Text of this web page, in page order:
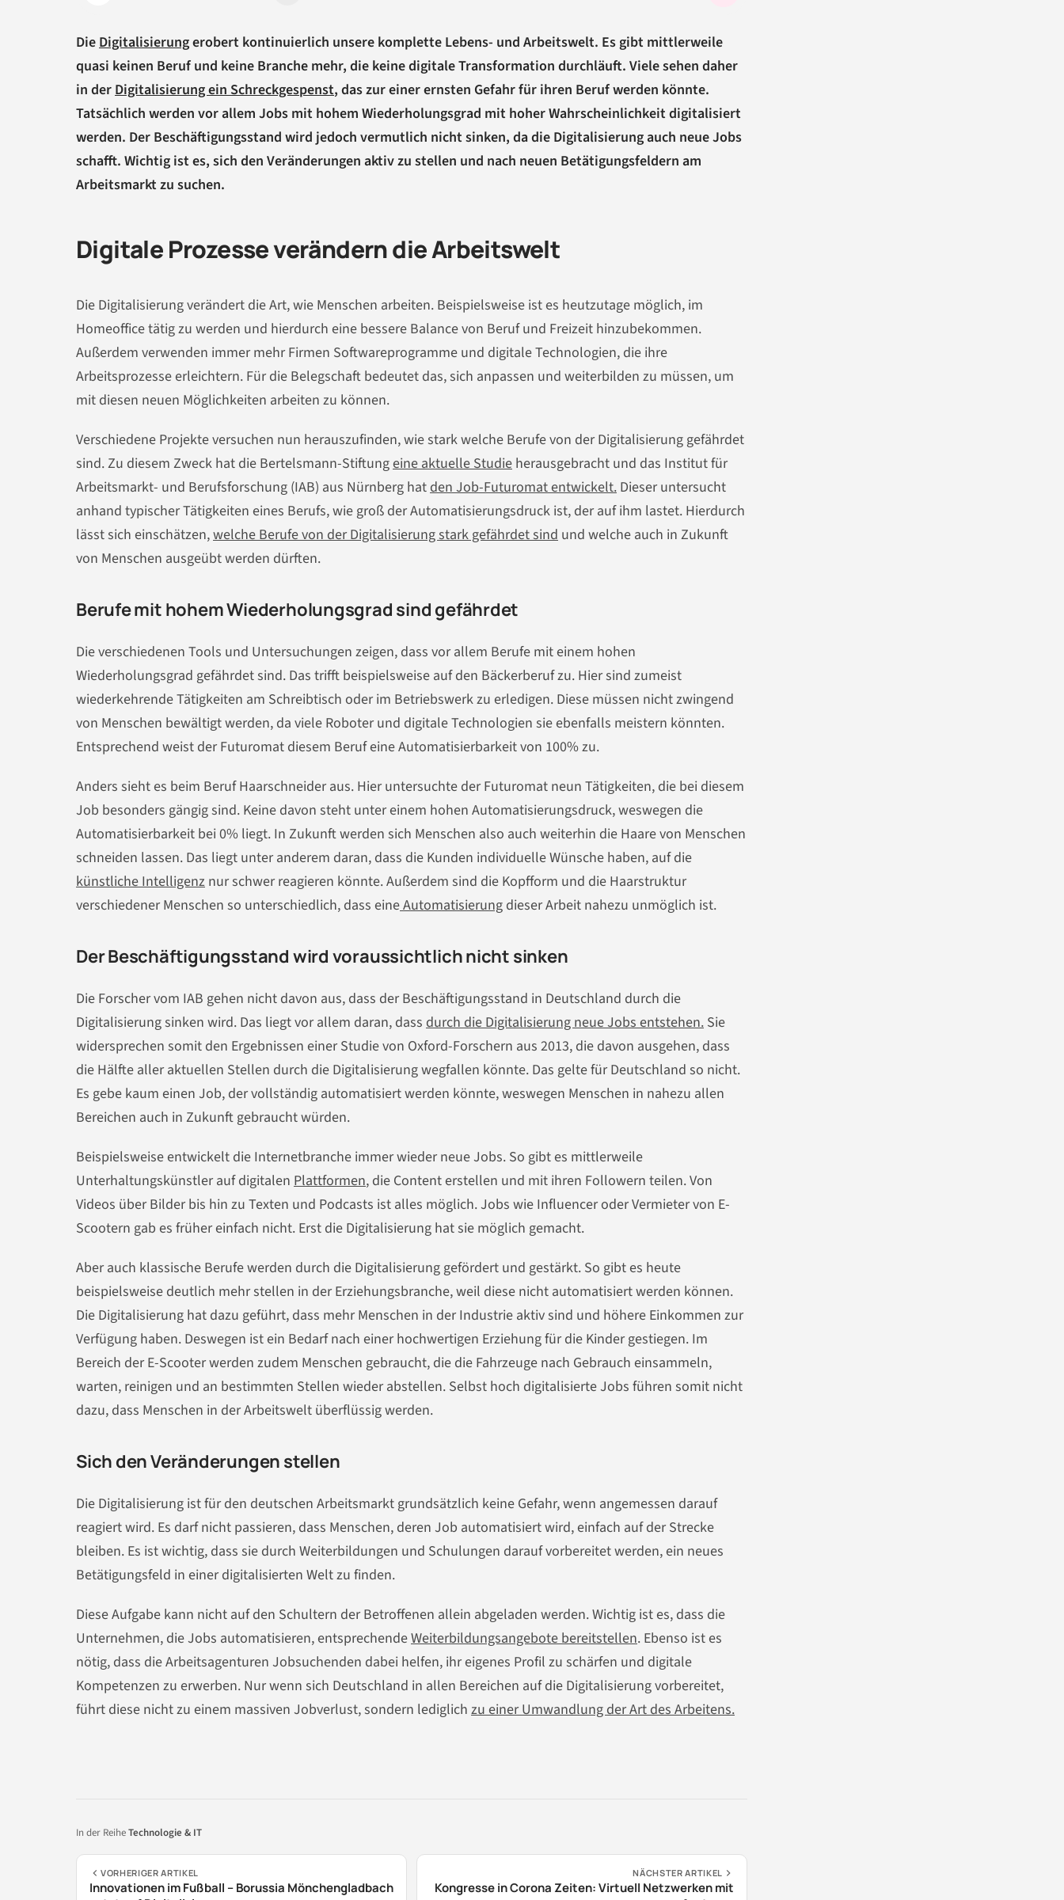
DieDigitalisierungerobert kontinuierlich unsere komplette Lebens- und Arbeitswelt. Es gibt mittlerweile
quasi keinen Beruf und keine Branche mehr, die keine digitale Transformation durchläuft. Viele sehen daher
in derDigitalisierung ein Schreckgespenst, das zur einer ernsten Gefahr für ihren Beruf werden könnte.
Tatsächlich werden vor allem Jobs mit hohem Wiederholungsgrad mit hoher Wahrscheinlichkeit digitalisiert
werden. Der Beschäftigungsstand wird jedoch vermutlich nicht sinken, da die Digitalisierung auch neue Jobs
schafft. Wichtig ist es, sich den Veränderungen aktiv zu stellen und nach neuen Betätigungsfeldern am
Arbeitsmarkt zu suchen.
Digitale Prozesse verändern die Arbeitswelt
Die Digitalisierung verändert die Art, wie Menschen arbeiten. Beispielsweise ist es heutzutage möglich, im
Homeoffice tätig zu werden und hierdurch eine bessere Balance von Beruf und Freizeit hinzubekommen.
Außerdem verwenden immer mehr Firmen Softwareprogramme und digitale Technologien, die ihre
Arbeitsprozesse erleichtern. Für die Belegschaft bedeutet das, sich anpassen und weiterbilden zu müssen, um
mit diesen neuen Möglichkeiten arbeiten zu können.
Verschiedene Projekte versuchen nun herauszufinden, wie stark welche Berufe von der Digitalisierung gefährdet
sind. Zu diesem Zweck hat die Bertelsmann-Stiftungeine aktuelle Studie herausgebracht und das Institut für
Arbeitsmarkt- und Berufsforschung (IAB) aus Nürnberg hat den Job-Futuromat entwickelt. Dieser untersucht
anhand typischer Tätigkeiten eines Berufs, wie groß der Automatisierungsdruck ist, der auf ihm lastet. Hierdurch
lässt sich einschätzen,welche Berufe von der Digitalisierung stark gefährdet sind und welche auch in Zukunft
von Menschen ausgeübt werden dürften.
Berufe mit hohem Wiederholungsgrad sind gefährdet
Die verschiedenen Tools und Untersuchungen zeigen, dass vor allem Berufe mit einem hohen
Wiederholungsgrad gefährdet sind. Das trifft beispielsweise auf den Bäckerberuf zu. Hier sind zumeist
wiederkehrende Tätigkeiten am Schreibtisch oder im Betriebswerk zu erledigen. Diese müssen nicht zwingend
von Menschen bewältigt werden, da viele Roboter und digitale Technologien sie ebenfalls meistern könnten.
Entsprechend weist der Futuromat diesem Beruf eine Automatisierbarkeit von 100% zu.
Anders sieht es beim Beruf Haarschneider aus. Hier untersuchte der Futuromat neun Tätigkeiten, die bei diesem
Job besonders gängig sind. Keine davon steht unter einem hohen Automatisierungsdruck, weswegen die
Automatisierbarkeit bei 0% liegt. In Zukunft werden sich Menschen also auch weiterhin die Haare von Menschen
schneiden lassen. Das liegt unter anderem daran, dass die Kunden individuelle Wünsche haben, auf die
künstliche Intelligenz nur schwer reagieren könnte. Außerdem sind die Kopfform und die Haarstruktur
verschiedener Menschen so unterschiedlich, dass eineAutomatisierung dieser Arbeit nahezu unmöglich ist.
Der Beschäftigungsstand wird voraussichtlich nicht sinken
Die Forscher vom IAB gehen nicht davon aus, dass der Beschäftigungsstand in Deutschland durch die
Digitalisierung sinken wird. Das liegt vor allem daran, dass durch die Digitalisierung neue Jobs entstehen. Sie
widersprechen somit den Ergebnissen einer Studie von Oxford-Forschern aus 2013, die davon ausgehen, dass
die Hälfte aller aktuellen Stellen durch die Digitalisierung wegfallen könnte. Das gelte für Deutschland so nicht.
Es gebe kaum einen Job, der vollständig automatisiert werden könnte, weswegen Menschen in nahezu allen
Bereichen auch in Zukunft gebraucht würden.
Beispielsweise entwickelt die Internetbranche immer wieder neue Jobs. So gibt es mittlerweile
Unterhaltungskünstler auf digitalen Plattformen, die Content erstellen und mit ihren Followern teilen. Von
Videos über Bilder bis hin zu Texten und Podcasts ist alles möglich. Jobs wie Influencer oder Vermieter von E-
Scootern gab es früher einfach nicht. Erst die Digitalisierung hat sie möglich gemacht.
Aber auch klassische Berufe werden durch die Digitalisierung gefördert und gestärkt. So gibt es heute
beispielsweise deutlich mehr stellen in der Erziehungsbranche, weil diese nicht automatisiert werden können.
Die Digitalisierung hat dazu geführt, dass mehr Menschen in der Industrie aktiv sind und höhere Einkommen zur
Verfügung haben. Deswegen ist ein Bedarf nach einer hochwertigen Erziehung für die Kinder gestiegen. Im
Bereich der E-Scooter werden zudem Menschen gebraucht, die die Fahrzeuge nach Gebrauch einsammeln,
warten, reinigen und an bestimmten Stellen wieder abstellen. Selbst hoch digitalisierte Jobs führen somit nicht
dazu, dass Menschen in der Arbeitswelt überflüssig werden.
Sich den Veränderungen stellen
Die Digitalisierung ist für den deutschen Arbeitsmarkt grundsätzlich keine Gefahr, wenn angemessen darauf
reagiert wird. Es darf nicht passieren, dass Menschen, deren Job automatisiert wird, einfach auf der Strecke
bleiben. Es ist wichtig, dass sie durch Weiterbildungen und Schulungen darauf vorbereitet werden, ein neues
Betätigungsfeld in einer digitalisierten Welt zu finden.
Diese Aufgabe kann nicht auf den Schultern der Betroffenen allein abgeladen werden. Wichtig ist es, dass die
Unternehmen, die Jobs automatisieren, entsprechendeWeiterbildungsangebote bereitstellen. Ebenso ist es
nötig, dass die Arbeitsagenturen Jobsuchenden dabei helfen, ihr eigenes Profil zu schärfen und digitale
Kompetenzen zu erwerben. Nur wenn sich Deutschland in allen Bereichen auf die Digitalisierung vorbereitet,
führt diese nicht zu einem massiven Jobverlust, sondern lediglich zu einer Umwandlung der Art des Arbeitens.
In der ReiheTechnologie & IT
VORHERIGER ARTIKEL
Innovationen im Fußball – Borussia Mönchengladbach
NÄCHSTER ARTIKEL
Kongresse in Corona Zeiten: Virtuell Netzwerken mit